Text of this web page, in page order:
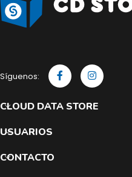
Síguenos:
CLOUD DATA STORE
USUARIOS
CONTACTO